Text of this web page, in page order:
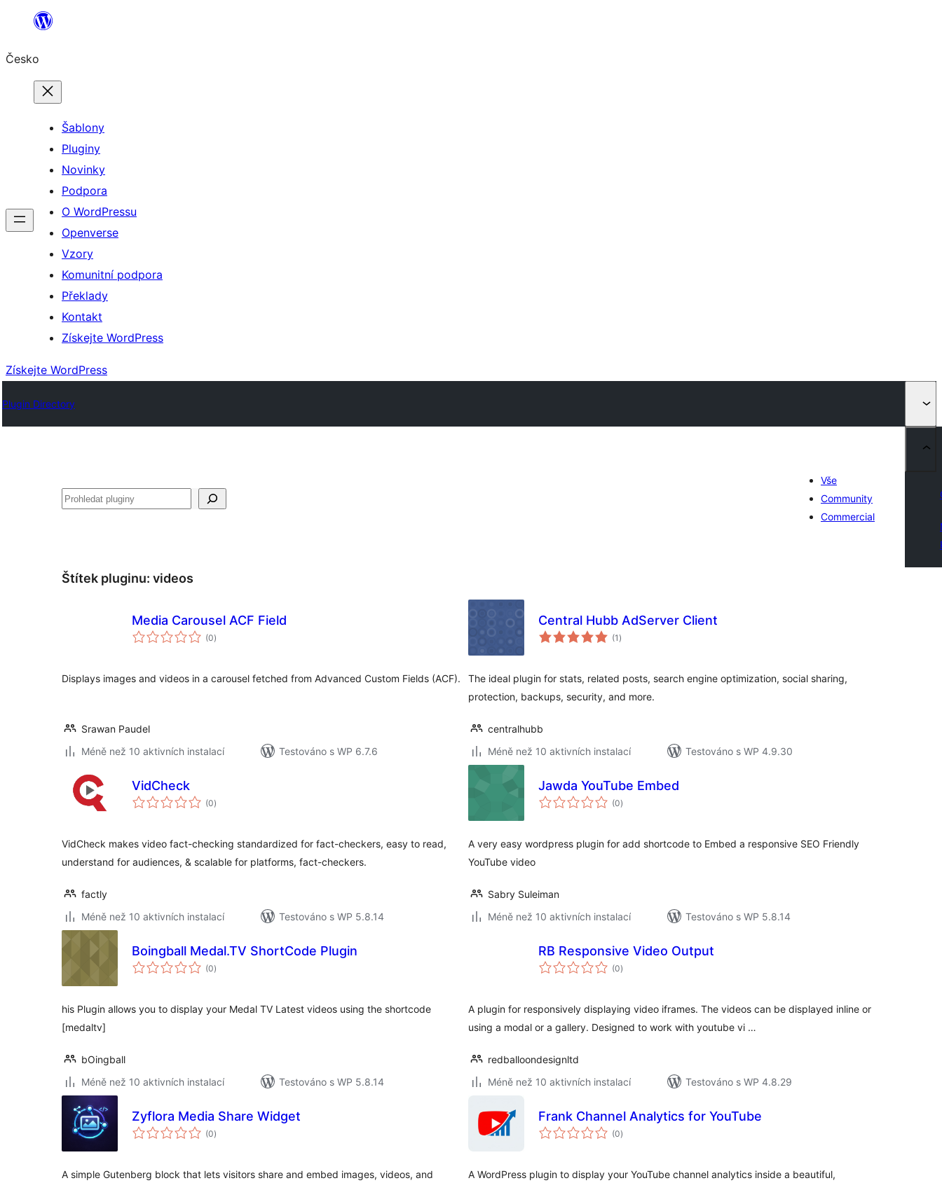
Přeskočit
obsah
Česko
Šablony
Pluginy
Novinky
Podpora
O WordPressu
Openverse
Vzory
Komunitní podpora
Překlady
Kontakt
Získejte WordPress
Získejte WordPress
Plugin Directory
Hledat
Vše
Community
Commercial
Štítek pluginu: videos
Media Carousel ACF Field
(0celkové
hodnocení
)
Displays images and videos in a carousel fetched from Advanced Custom Fields (ACF).
Srawan Paudel
Méně než 10 aktivních instalací
Testováno s WP 6.7.6
Central Hubb AdServer Client
(1 celkové
hodnocení
)
The ideal plugin for stats, related posts, search engine optimization, social sharing,
protection, backups, security, and more.
centralhubb
Méně než 10 aktivních instalací
Testováno s WP 4.9.30
VidCheck
(0celkové
hodnocení
)
VidCheck makes video fact-checking standardized for fact-checkers, easy to read,
understand for audiences, & scalable for platforms, fact-checkers.
factly
Méně než 10 aktivních instalací
Testováno s WP 5.8.14
Jawda YouTube Embed
(0celkové
hodnocení
)
A very easy wordpress plugin for add shortcode to Embed a responsive SEO Friendly
YouTube video
Sabry Suleiman
Méně než 10 aktivních instalací
Testováno s WP 5.8.14
Boingball Medal.TV ShortCode Plugin
(0celkové
hodnocení
)
his Plugin allows you to display your Medal TV Latest videos using the shortcode
[medaltv]
bOingball
Méně než 10 aktivních instalací
Testováno s WP 5.8.14
RB Responsive Video Output
(0celkové
hodnocení
)
A plugin for responsively displaying video iframes. The videos can be displayed inline or
using a modal or a gallery. Designed to work with youtube vi …
redballoondesignltd
Méně než 10 aktivních instalací
Testováno s WP 4.8.29
Zyflora Media Share Widget
(0celkové
hodnocení
)
A simple Gutenberg block that lets visitors share and embed images, videos, and
Frank Channel Analytics for YouTube
(0celkové
hodnocení
)
A WordPress plugin to display your YouTube channel analytics inside a beautiful,